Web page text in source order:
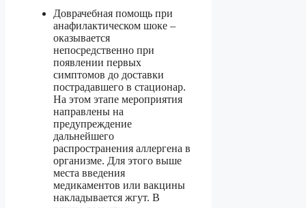
Доврачебная помощь при
анафилактическом шоке –
оказывается
непосредственно при
появлении первых
симптомов до доставки
пострадавшего в стационар.
На этом этапе мероприятия
направлены на
предупреждение
дальнейшего
распространения аллергена в
организме. Для этого выше
места введения
медикаментов или вакцины
накладывается жгут. В